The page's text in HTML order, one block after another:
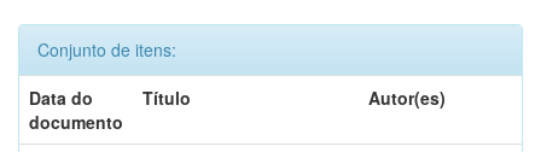
Conjunto de itens:
Data do
documento
Título Autor(es)